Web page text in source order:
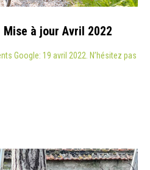
à jour Avril 2022
Google: 19 avril 2022. N’hésitez pas